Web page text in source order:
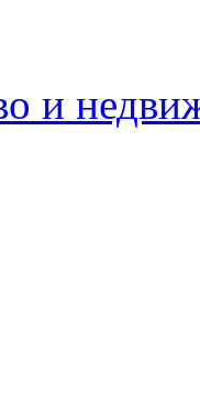
и